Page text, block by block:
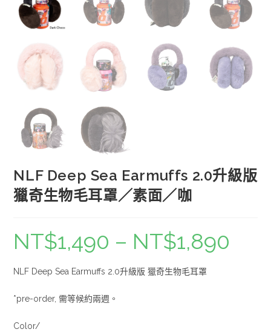
NLF Deep Sea Earmuffs 2.0升級版
獵奇生物毛耳罩／素面／咖
NT$1,490 – NT$1,890
NLF Deep Sea Earmuffs 2.0升級版 獵奇生物毛耳罩
*pre-order, 需等候約兩週。
Color/